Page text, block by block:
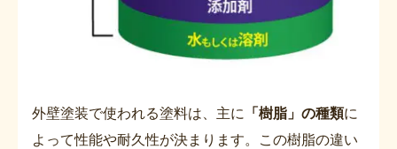
外壁塗装で使われる塗料は、主に 「樹脂」の種類に
よって性能や耐久性が決まります。この樹脂の違い